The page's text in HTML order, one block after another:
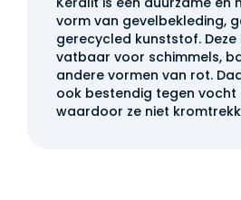
vorm van gevelbekleding,
gerecycled kunststof. Deze
vatbaar voor schimmels,
andere vormen van rot.
ook bestendig tegen vocht
waardoor ze niet